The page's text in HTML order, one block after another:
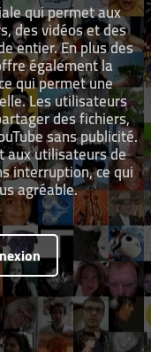
qui permet aux
des vidéos et des
entier. En plus des
également la
qui permet une
Les utilisateurs
des fichiers,
sans publicité.
aux utilisateurs de
interruption, ce qui
agréable.